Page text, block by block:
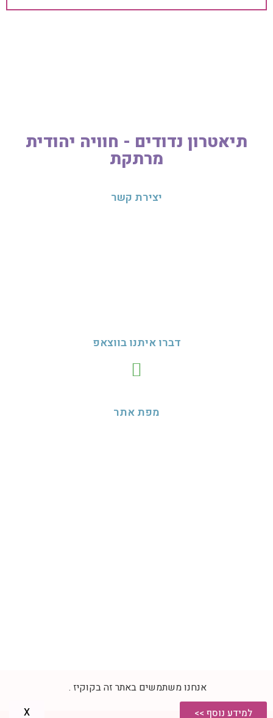
תיאטרון נדודים - חוויה יהודית
מרתקת
יצירת קשר
דברו איתנו בווצאפ
מפת אתר
צרו קשר
אנחנו משתמשים באתר זה בקוקיז .
למידע נוסף >> X